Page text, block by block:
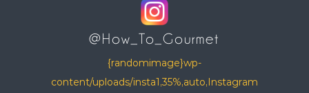
@How_To_Gourmet
{randomimage}wp-
content/uploads/insta1,35%,auto,Instagram